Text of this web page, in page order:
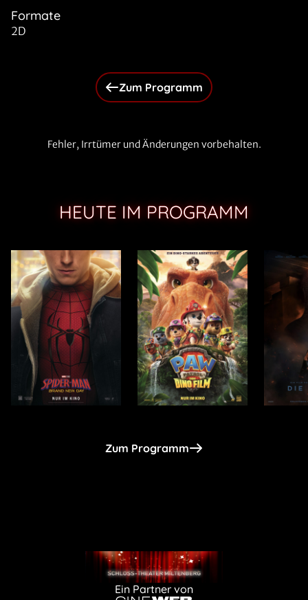
Formate
2D
Zum Programm
Fehler, Irrtümer und Änderungen vorbehalten.
HEUTE IM PROGRAMM
Zum Programm
Ein Partner von